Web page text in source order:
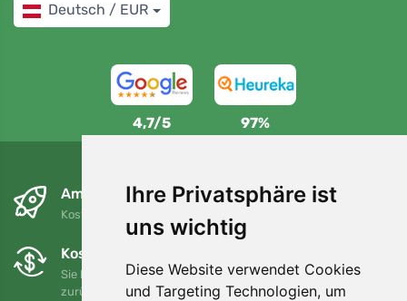
Ihre Privatsphäre ist
uns wichtig
Diese Website verwendet Cookies
und Targeting Technologien, um
Deutsch / EUR
4,7/5 97%
Am nächsten Tag und kostenlos
Kostenloser Versand für Bestellungen über 80 EUR
Kostenloser Umtausch und Rückgabe
Sie können Ihre Bestellung jederzeit innerhalb von 90 Tagen
zurückgeben oder umtauschen.